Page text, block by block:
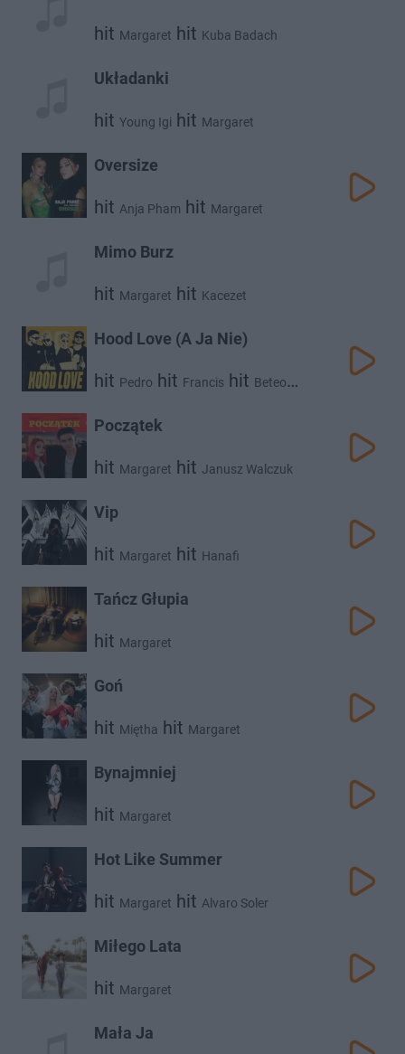
hit Margaret hit Kuba Badach
Układanki
hit Young Igi hit Margaret
Oversize
hit Anja Pham hit Margaret
Mimo Burz
hit Margaret hit Kacezet
Hood Love (A Ja Nie)
hit Pedro hit Francis hit Beteo
Początek
hit Margaret hit Janusz Walczuk
Vip
hit Margaret hit Hanafi
Tańcz Głupia
hit Margaret
Goń
hit Miętha hit Margaret
Bynajmniej
hit Margaret
Hot Like Summer
hit Margaret hit Alvaro Soler
Miłego Lata
hit Margaret
Mała Ja